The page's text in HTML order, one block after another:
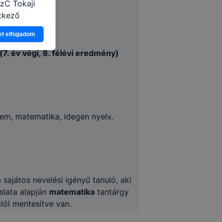
év végi, 8. félévi eredmény)
matematika, idegen nyelv,
nevelési igényű tanuló, aki
alapján matematikatantárgy
mentesítve van.
Tokaji
Ön
vagy
jobb
ezek
célja
elfogadom